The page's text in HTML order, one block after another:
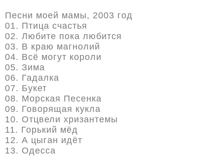
Песни моей мамы, 2003 год
01. Птица cчастья
02. Любите пока любится
03. В краю магнолий
04. Всё могут короли
05. Зима
06. Гадалка
07. Букет
08. Морская Песенка
09. Говорящая кукла
10. Отцвели хризантемы
11. Горький мёд
12. А цыган идёт
13. Одесса